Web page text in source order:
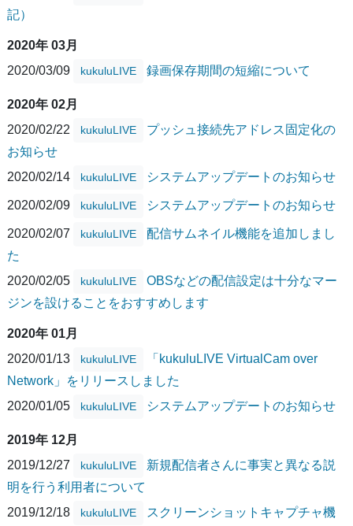
記）
2020年 03月
2020/03/09
kukuluLIVE 録画保存期間の短縮について
2020年 02月
2020/02/22
kukuluLIVE
プッシュ接続先アドレス固定化の
お知らせ
2020/02/14
kukuluLIVE システムアップデートのお知らせ
2020/02/09 kukuluLIVE システムアップデートのお知らせ
2020/02/07 kukuluLIVE
配信サムネイル機能を追加しまし
た
2020/02/05
kukuluLIVE
OBSなどの配信設定は十分なマー
ジンを設けることをおすすめします
2020年 01月
2020/01/13
kukuluLIVE
「kukuluLIVE VirtualCam over
Network」をリリースしました
2020/01/05
kukuluLIVE システムアップデートのお知らせ
2019年 12月
2019/12/27
kukuluLIVE
新規配信者さんに事実と異なる説
明を行う利用者について
2019/12/18
kukuluLIVE
スクリーンショットキャプチャ機